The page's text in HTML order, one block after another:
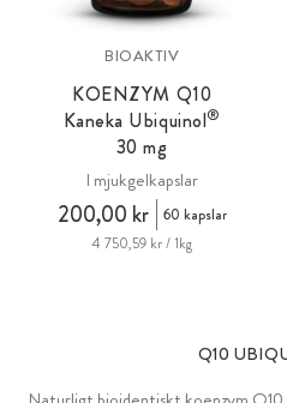
BIOAKTIV
KOENZYM Q10
Kaneka Ubiquinol®
30 mg
I mjukgelkapslar
200,00 kr
60 kapslar
4 750,59 kr / 1kg
Q10